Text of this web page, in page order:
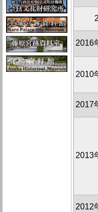
2016
2010
2017
2013
2012